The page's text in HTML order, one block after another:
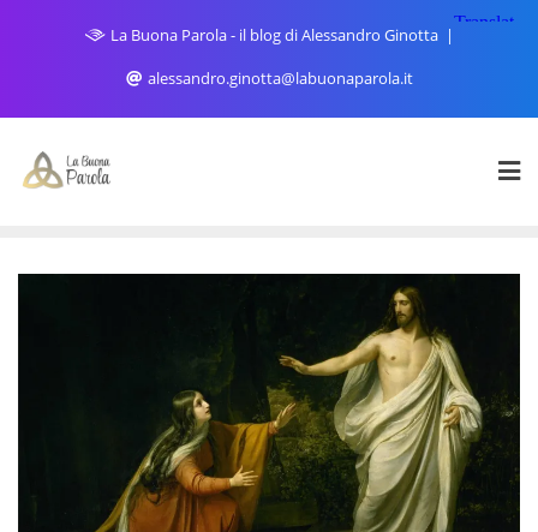
La Buona Parola - il blog di Alessandro Ginotta
alessandro.ginotta@labuonaparola.it